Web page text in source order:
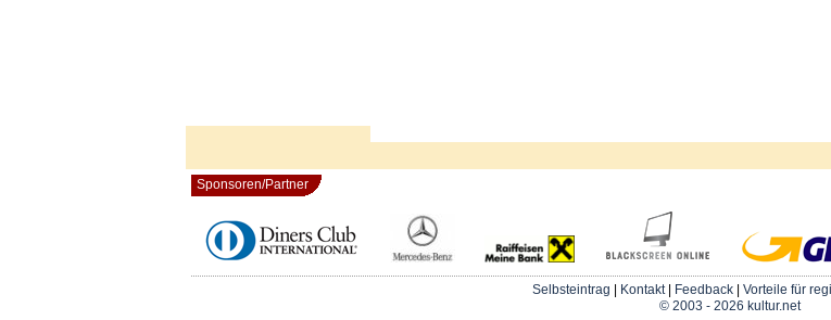
Sponsoren/Partner
Selbsteintrag Kontakt| Feedback| Vorteile für
© 2003 - 2026 kultur.net